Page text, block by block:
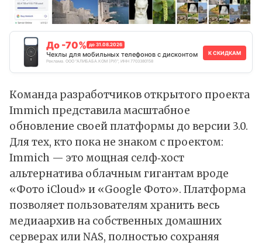
До -70% до 31.08.2026
Чехлы для мобильных телефонов с дисконтом
Реклама. ООО "АЛИБАБА.КОМ (РУ)", ИНН 7703380158
К СКИДКАМ
Команда разработчиков открытого проекта
Immich представила масштабное
обновление своей платформы до версии 3.0.
Для тех, кто пока не знаком с проектом:
Immich — это мощная селф‑хост
альтернатива облачным гигантам вроде
«Фото iCloud» и «Google Фото». Платформа
позволяет пользователям хранить весь
медиаархив на собственных домашних
серверах или NAS, полностью сохраняя